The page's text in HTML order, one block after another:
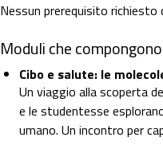
Nessun prerequisito richiesto
Moduli che
Cibo e salute: le
Un viaggio alla scoperta
e le studentesse
umano. Un incontro per